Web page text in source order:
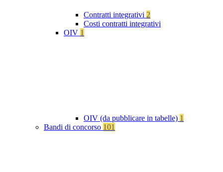
Contratti integrativi 2
Costi contratti integrativi
OIV 1
OIV (da pubblicare in tabelle) 1
Bandi di concorso 101